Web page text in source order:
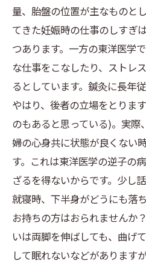
量、胎盤の位置が主なものと
てきた妊娠時の仕事のしすぎ
つあります。一方の東洋医学
な仕事をこなしたり、ストレ
るとしています。鍼灸に長年
やはり、後者の立場をとりま
のもあると思っている)。実
婦の心身共に状態が良くない
す。これは東洋医学の逆子の
ざるを得ないからです。少し
就寝時、下半身がどうにも落
お持ちの方はおられませんか
いは両脚を伸ばしても、曲げ
して眠れないなどがあります